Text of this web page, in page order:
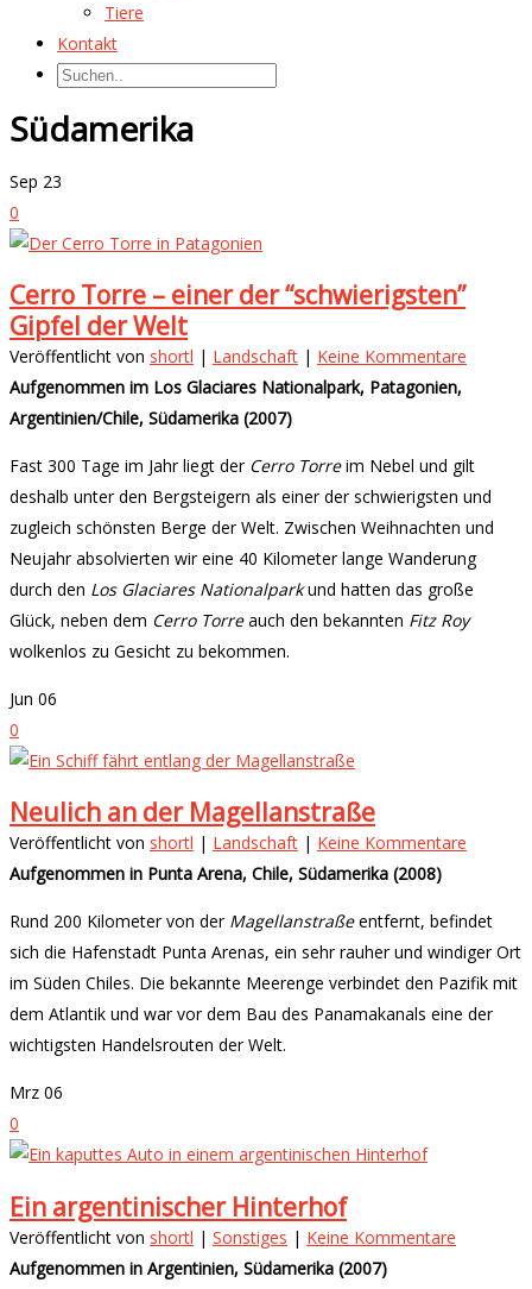
Tiere
Kontakt
Südamerika
Sep 23
0
Cerro Torre – einer der “schwierigsten”
Gipfel der Welt
Veröffentlicht von shortl | Landschaft | Keine Kommentare
Aufgenommen im Los Glaciares Nationalpark, Patagonien,
Argentinien/Chile, Südamerika (2007)
Fast 300 Tage im Jahr liegt der Cerro Torreim Nebel und gilt
deshalb unter den Bergsteigern als einer der schwierigsten und
zugleich schönsten Berge der Welt. Zwischen Weihnachten und
Neujahr absolvierten wir eine 40 Kilometer lange Wanderung
durch den Los Glaciares Nationalparkund hatten das große
Glück, neben dem Cerro Torreauch den bekannten Fitz Roy
wolkenlos zu Gesicht zu bekommen.
Jun 06
0
Neulich an der Magellanstraße
Veröffentlicht von shortl | Landschaft | Keine Kommentare
Aufgenommen in Punta Arena, Chile, Südamerika (2008)
Rund 200 Kilometer von der Magellanstraßeentfernt, befindet
sich die Hafenstadt Punta Arenas, ein sehr rauher und windiger Ort
im Süden Chiles. Die bekannte Meerenge verbindet den Pazifik mit
dem Atlantik und war vor dem Bau des Panamakanals eine der
wichtigsten Handelsrouten der Welt.
Mrz 06
0
Ein argentinischer Hinterhof
Veröffentlicht von shortl | Sonstiges | Keine Kommentare
Aufgenommen in Argentinien, Südamerika (2007)